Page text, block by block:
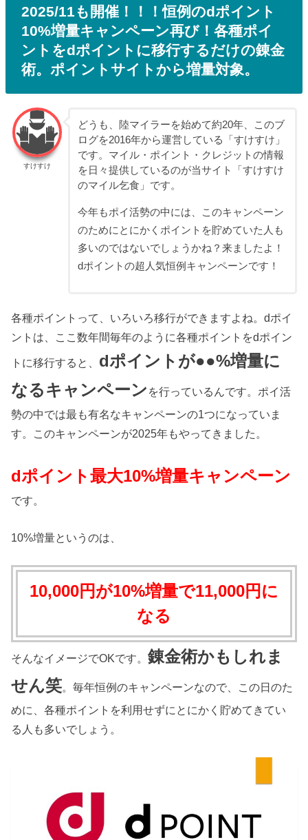
2025/11も開催！！！恒例のdポイント
10%増量キャンペーン再び！各種ポイ
ントをdポイントに移行するだけの錬金
術。ポイントサイトから増量対象。
すけすけ
どうも、陸マイラーを始めて約20年、このブ
ログを2016年から運営している「すけすけ」
です。マイル・ポイント・クレジットの情報
を日々提供しているのが当サイト「すけすけ
のマイル乞食」です。
今年もポイ活勢の中には、このキャンペーン
のためにとにかくポイントを貯めていた人も
多いのではないでしょうかね？来ましたよ！
dポイントの超人気恒例キャンペーンです！
各種ポイントって、いろいろ移行ができますよね。dポイ
ントは、ここ数年間毎年のように各種ポイントをdポイン
トに移行すると、 dポイントが●●%増量に
なるキャンペーン を行っているんです。ポイ活
勢の中では最も有名なキャンペーンの1つになっていま
す。このキャンペーンが2025年もやってきました。
dポイント最大10%増量キャンペーン
です。
10%増量というのは、
10,000円が10%増量で11,000円に
なる
そんなイメージでOKです。錬金術かもしれま
せん笑。毎年恒例のキャンペーンなので、この日のた
めに、各種ポイントを利用せずにとにかく貯めてきてい
る人も多いでしょう。